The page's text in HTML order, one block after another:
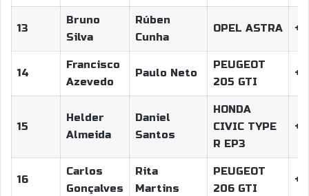
13
Bruno
Silva
Rúben
Cunha
OPEL ASTRA
14
Francisco
Azevedo
Paulo Neto
PEUGEOT
205 GTI
15
Helder
Almeida
Daniel
Santos
HONDA
CIVIC TYPE
R EP3
16
Carlos
Gonçalves
Rita
Martins
PEUGEOT
206 GTI